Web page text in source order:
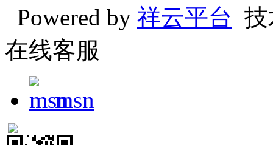
Powered by 祥云平台
在线客服
msn